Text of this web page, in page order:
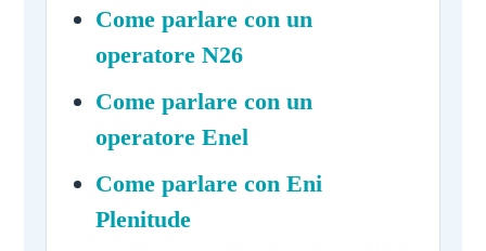
Come parlare con un
operatore N26
Come parlare con un
operatore Enel
Come parlare con Eni
Plenitude